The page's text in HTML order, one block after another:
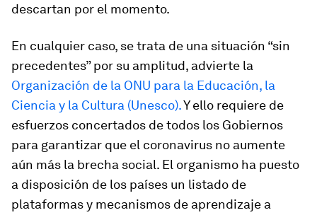
descartan por el momento.
En cualquier caso, se trata de una situación “sin
precedentes” por su amplitud, advierte la
Organización de la ONU para la Educación, la
Ciencia y la Cultura (Unesco).Y ello requiere de
esfuerzos concertados de todos los Gobiernos
para garantizar que el coronavirus no aumente
aún más la brecha social. El organismo ha puesto
a disposición de los países un listado de
plataformas y mecanismos de aprendizaje a